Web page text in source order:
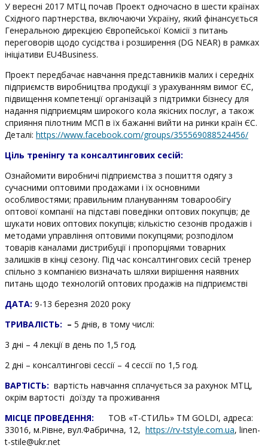
У вересні 2017 МТЦ почав Проект одночасно в шести країнах
Східного партнерства, включаючи Україну, який фінансується
Генеральною дирекцією Європейської Комісії з питань
переговорів щодо сусідства і розширення (DG NEAR) в рамках
ініціативи EU4Business.
Проект передбачає навчання представників малих і середніх
підприємств виробництва продукції з урахуванням вимог ЄС,
підвищення компетенції організацій з підтримки бізнесу для
надання підприємцям широкого кола якісних послуг, а також
сприяння пілотним МСП в їх бажанні вийти на ринки країн ЄС.
Деталі: https://www.facebook.com/groups/355569088524456/
Ціль тренінгу та консалтингових сесій:
Ознайомити виробничі підприємства з пошиття одягу з
сучасними оптовими продажами і їх основними
особливостями; правильним плануванням товарообігу
оптової компанії на підставі поведінки оптових покупців; де
шукати нових оптових покупців; кількістю сезонів продажів і
методами управління оптовими покупцями; розподілом
товарів каналами дистрибуції і пропорціями товарних
залишків в кінці сезону. Під час консалтингових сесій тренер
спільно з компанією визначать шляхи вирішення наявних
питань щодо технологій оптових продажів на підприємстві
ДАТА: 9-13 березня 2020 року
ТРИВАЛІСТЬ: – 5 днів, в тому числі:
3 дні – 4 лекції в день по 1,5 год.
2 дні – консалтингові сессії – 4 сессії по 1,5 год.
ВАРТІСТЬ: вартість навчання сплачується за рахунок МТЦ,
окрім вартості доїзду та проживання
МІСЦЕ ПРОВЕДЕННЯ:
ТОВ «Т-СТИЛЬ» ТМ GOLDI, адреса:
33016, м.Рівне, вул.Фабрична, 12, https://rv-tstyle.com.ua, linen-
t-stile@ukr.net